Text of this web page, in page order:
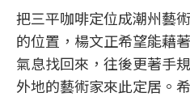
把三平咖啡定位成潮州藝
的位置，楊文正希望能藉
氣息找回來，往後更著手
外地的藝術家來此定居。